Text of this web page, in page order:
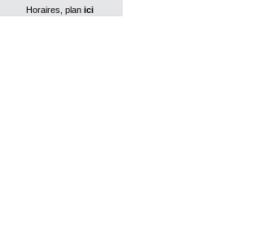
Horaires, plan ici